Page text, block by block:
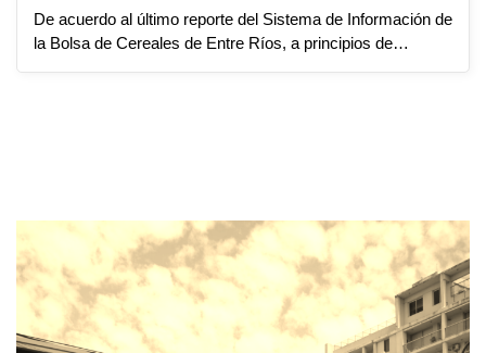
De acuerdo al último reporte del Sistema de Información de
la Bolsa de Cereales de Entre Ríos, a principios de…